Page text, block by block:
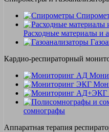
Расходные материалы и
Кардио-респираторный
сомнографы
Аппаратная терапия